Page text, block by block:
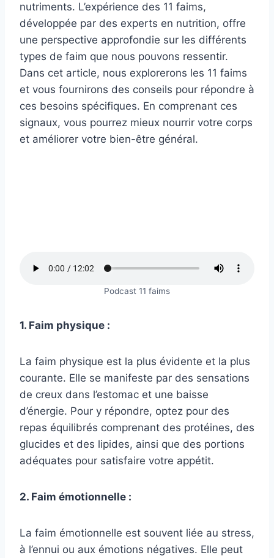
nutriments. L’expérience des 11 faims,
développée par des experts en nutrition, offre
une perspective approfondie sur les différents
types de faim que nous pouvons ressentir.
Dans cet article, nous explorerons les 11 faims
et vous fournirons des conseils pour répondre à
ces besoins spécifiques. En comprenant ces
signaux, vous pourrez mieux nourrir votre corps
et améliorer votre bien-être général.
Podcast 11 faims
1. Faim physique :
La faim physique est la plus évidente et la plus
courante. Elle se manifeste par des sensations
de creux dans l’estomac et une baisse
d’énergie. Pour y répondre, optez pour des
repas équilibrés comprenant des protéines, des
glucides et des lipides, ainsi que des portions
adéquates pour satisfaire votre appétit.
2. Faim émotionnelle :
La faim émotionnelle est souvent liée au stress,
à l’ennui ou aux émotions négatives. Elle peut